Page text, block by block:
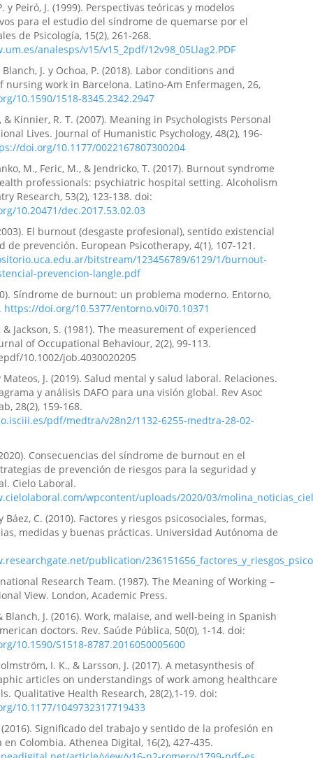
y Peiró, J. (1999). Perspectivas teóricas y modelos
para el estudio del síndrome de quemarse por el
de Psicología, 15(2), 261-268.
analesps/v15/v15_2pdf/12v98_05Llag2.PDF
J. y Ochoa, P. (2018). Labor conditions and
nursing work in Barcelona. Latino-Am Enfermagen, 26,
10.1590/1518-8345.2342.2947
& Kinnier, R. T. (2007). Meaning in Psychologists Personal
Lives. Journal of Humanistic Psychology, 48(2), 196-
doi.org/10.1177/0022167807300204
M., Feric, M., & Jendricko, T. (2017). Burnout syndrome
professionals: psychiatric hospital setting. Alcoholism
Research, 53(2), 123-138. doi:
10.20471/dec.2017.53.02.03
El burnout (desgaste profesional), sentido existencial
de prevención. European Psicotherapy, 4(1), 107-121.
bitstream/123456789/6129/1/burnout-
prevencion-langle.pdf
Síndrome de burnout: un problema moderno. Entorno,
https://doi.org/10.5377/entorno.v0i70.10371
& Jackson, S. (1981). The measurement of experienced
of Occupational Behaviour, 2(2), 99-113.
10.1002/job.4030020205
Mateos, J. (2019). Salud mental y salud laboral. Relaciones.
y análisis DAFO para una visión global. Rev Asoc
28(2), 159-168.
pdf/medtra/v28n2/1132-6255-medtra-28-02-
Consecuencias del síndrome de burnout en el
de prevención de riesgos para la seguridad y
Cielo Laboral.
wpcontent/uploads/2020/03/
Báez, C. (2010). Factores y riesgos psicosociales, formas,
medidas y buenas prácticas. Universidad Autónoma de
publication/
Research Team. (1987). The Meaning of Working –
View. London, Academic Press.
Blanch, J. (2016). Work, malaise, and well-being in Spanish
doctors. Rev. Saúde Pública, 50(0), 1-14. doi:
10.1590/S1518-8787.2016050005600
I. K., & Larsson, J. (2017). A metasynthesis of
articles on understandings of work among healthcare
Qualitative Health Research, 28(2),1-19. doi:
10.1177/1049732317719433
Significado del trabajo y sentido de la profesión en
en Colombia. Athenea Digital, 16(2), 427-435.